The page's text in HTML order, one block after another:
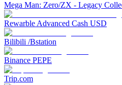
Mega Man: Zero/ZX - Legacy
Rewarble Advanced Cash USD
Bilibili /Bstation
Binance PEPE
Trip.com